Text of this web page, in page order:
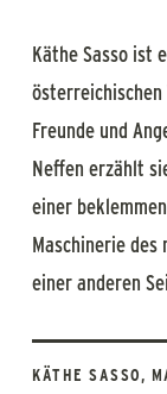
Käthe Sasso ist
Freunde und
Neffen erzählt
einer
Maschinerie
einer anderen
KÄTHE SASSO,